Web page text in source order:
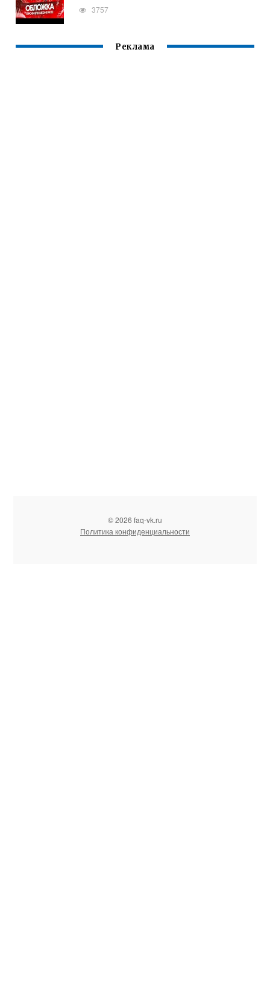
3757
Реклама
© 2026 faq-vk.ru
Политика конфиденциальности